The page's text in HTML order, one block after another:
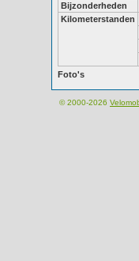
Bijzonderheden
Kilometerstanden
Foto's
© 2000-2026